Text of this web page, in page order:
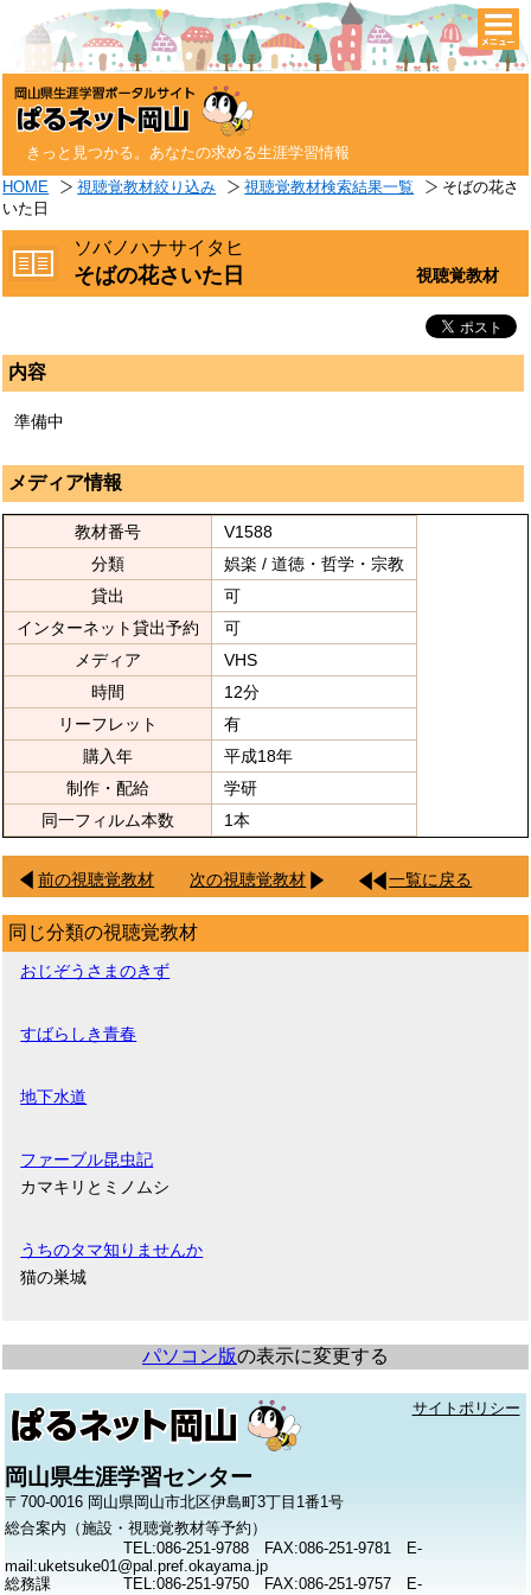
きっと見つかる。あなたの求める生涯学習情報
HOME 視聴覚教材絞り込み 視聴覚教材検索結果一覧
そばの花さ
いた日
ソバノハナサイタヒ
そばの花さいた日 視聴覚教材
内容
準備中
メディア情報
教材番号
V1588
分類
娯楽 / 道徳・哲学・宗教
貸出
可
インターネット貸出予約
可
メディア
VHS
時間
12分
リーフレット
有
購入年
平成18年
制作・配給
学研
同一フィルム本数
1本
前の視聴覚教材 次の視聴覚教材 一覧に戻る
同じ分類の視聴覚教材
おじぞうさまのきず
すばらしき青春
地下水道
ファーブル昆虫記
カマキリとミノムシ
うちのタマ知りませんか
猫の巣城
パソコン版の表示に変更する
サイトポリシー
岡山県生涯学習センター
〒700-0016 岡山県岡山市北区伊島町3丁目1番1号
総合案内（施設・視聴覚教材等予約）
TEL:086-251-9788 FAX:086-251-9781 E-
mail:uketsuke01@pal.pref.okayama.jp
総務課
TEL:086-251-9750 FAX:086-251-9757 E-